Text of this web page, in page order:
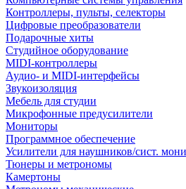
Контроллеры, пульты, селекторы
Цифровые преобразователи
Подарочные хиты
Студийное оборудование
MIDI-контроллеры
Аудио- и MIDI-интерфейсы
Звукоизоляция
Мебель для студии
Микрофонные предусилители
Мониторы
Программное обеспечение
Усилители для наушников/сист.
Тюнеры и метрономы
Камертоны